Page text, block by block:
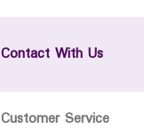
Contact With Us
Customer Service